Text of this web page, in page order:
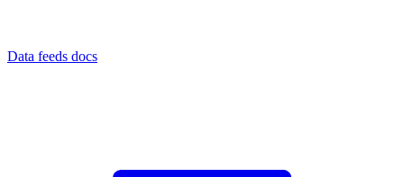
Data feeds docs